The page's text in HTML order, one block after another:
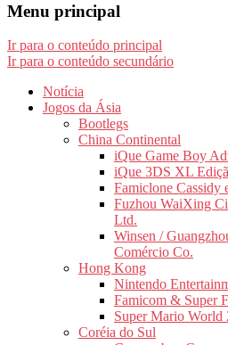
Menu principal
Ir para o conteúdo principal
Ir para o conteúdo secundário
Notícia
Jogos da Ásia
Bootlegs
China Continental
iQue Game Boy
iQue 3DS XL
Famiclone Cassidy
Fuzhou WaiXing
Ltd.
Winsen /
Comércio Co.
Hong Kong
Nintendo
Famicom & Super
Super Mario World
Coréia do Sul